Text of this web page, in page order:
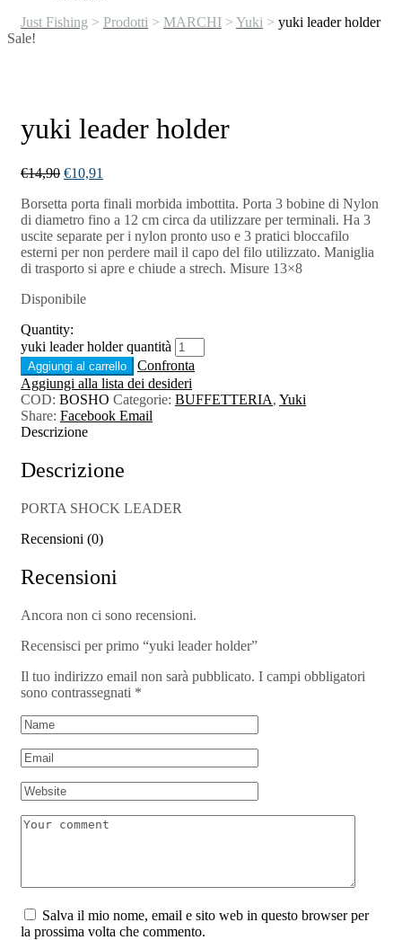
Just Fishing > Prodotti > MARCHI > Yuki > yuki leader holder
Sale!
yuki leader holder
€14,90 €10,91
Borsetta porta finali morbida imbottita. Porta 3 bobine di Nylon
di diametro fino a 12 cm circa da utilizzare per terminali. Ha 3
uscite separate per i nylon pronto uso e 3 pratici bloccafilo
esterni per non perdere mail il capo del filo utilizzato. Maniglia
di trasporto si apre e chiude a strech. Misure 13×8
Disponibile
Quantity:
yuki leader holder quantità
Aggiungi al carrello
Confronta
Aggiungi alla lista dei desideri
COD: BOSHO Categorie: BUFFETTERIA, Yuki
Share: Facebook Email
Descrizione
Descrizione
PORTA SHOCK LEADER
Recensioni (0)
Recensioni
Ancora non ci sono recensioni.
Recensisci per primo “yuki leader holder”
Il tuo indirizzo email non sarà pubblicato. I campi obbligatori
sono contrassegnati *
Salva il mio nome, email e sito web in questo browser per
la prossima volta che commento.